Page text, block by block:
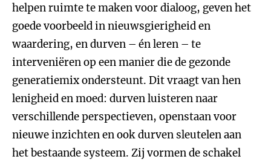
helpen ruimte te maken voor dialoog, geven het
goede voorbeeld in nieuwsgierigheid en
waardering, en durven – én leren – te
interveniëren op een manier die de gezonde
generatiemix ondersteunt. Dit vraagt van hen
lenigheid en moed: durven luisteren naar
verschillende perspectieven, openstaan voor
nieuwe inzichten en ook durven sleutelen aan
het bestaande systeem. Zij vormen de schakel